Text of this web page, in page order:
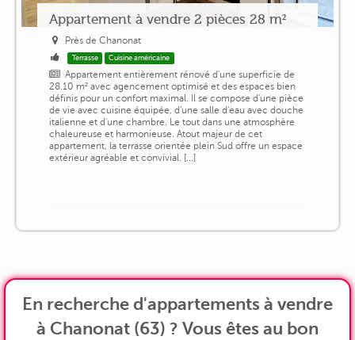
Appartement à vendre 2 pièces 28 m²
Près de Chanonat
Terrasse Cuisine américaine
Appartement entièrement rénové d'une superficie de
28.10 m² avec agencement optimisé et des espaces bien
définis pour un confort maximal. Il se compose d'une pièce
de vie avec cuisine équipée, d'une salle d'eau avec douche
italienne et d'une chambre. Le tout dans une atmosphère
chaleureuse et harmonieuse. Atout majeur de cet
appartement, la terrasse orientée plein Sud offre un espace
extérieur agréable et convivial. [...]
En recherche d'appartements à vendre
à Chanonat (63) ? Vous êtes au bon